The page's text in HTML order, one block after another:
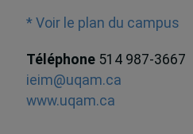
* Voir le plan du campus
Téléphone 514 987-3667
ieim@uqam.ca
www.uqam.ca